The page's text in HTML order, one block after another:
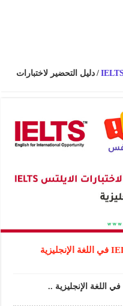
/ دليل التحضير لاختبارات